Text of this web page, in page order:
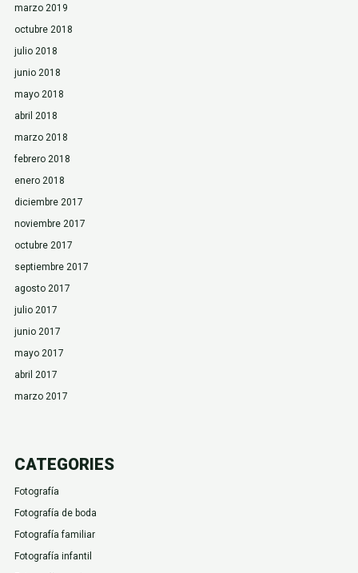
marzo 2019
octubre 2018
julio 2018
junio 2018
mayo 2018
abril 2018
marzo 2018
febrero 2018
enero 2018
diciembre 2017
noviembre 2017
octubre 2017
septiembre 2017
agosto 2017
julio 2017
junio 2017
mayo 2017
abril 2017
marzo 2017
CATEGORIES
Fotografía
Fotografía de boda
Fotografía familiar
Fotografía infantil